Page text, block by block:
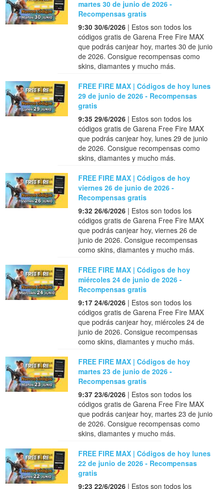
martes 30 de junio de 2026 -
Recompensas gratis
9:30 30/6/2026 | Estos son todos los
códigos gratis de Garena Free Fire MAX
que podrás canjear hoy, martes 30 de junio
de 2026. Consigue recompensas como
skins, diamantes y mucho más.
FREE FIRE MAX | Códigos de hoy lunes
29 de junio de 2026 - Recompensas
gratis
9:35 29/6/2026 | Estos son todos los
códigos gratis de Garena Free Fire MAX
que podrás canjear hoy, lunes 29 de junio
de 2026. Consigue recompensas como
skins, diamantes y mucho más.
FREE FIRE MAX | Códigos de hoy
viernes 26 de junio de 2026 -
Recompensas gratis
9:32 26/6/2026 | Estos son todos los
códigos gratis de Garena Free Fire MAX
que podrás canjear hoy, viernes 26 de
junio de 2026. Consigue recompensas
como skins, diamantes y mucho más.
FREE FIRE MAX | Códigos de hoy
miércoles 24 de junio de 2026 -
Recompensas gratis
9:17 24/6/2026 | Estos son todos los
códigos gratis de Garena Free Fire MAX
que podrás canjear hoy, miércoles 24 de
junio de 2026. Consigue recompensas
como skins, diamantes y mucho más.
FREE FIRE MAX | Códigos de hoy
martes 23 de junio de 2026 -
Recompensas gratis
9:37 23/6/2026 | Estos son todos los
códigos gratis de Garena Free Fire MAX
que podrás canjear hoy, martes 23 de junio
de 2026. Consigue recompensas como
skins, diamantes y mucho más.
FREE FIRE MAX | Códigos de hoy lunes
22 de junio de 2026 - Recompensas
gratis
9:23 22/6/2026 | Estos son todos los